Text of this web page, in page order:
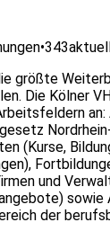
•343
größte
Die Kölner
(Kurse,
und
sowie
der